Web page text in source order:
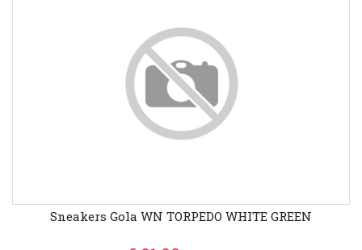
Sneakers Gola WN TORPEDO WHITE GREEN